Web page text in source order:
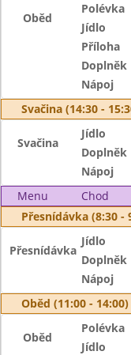
Oběd
Polévka
Jídlo
Příloha
Doplněk
Nápoj
Svačina (14:30 -
Svačina
Jídlo
Doplněk
Nápoj
Menu
Chod
Přesnídávka (8:30 -
Přesnídávka
Jídlo
Doplněk
Nápoj
Oběd (11:00 - 14:00)
Oběd
Polévka
Jídlo